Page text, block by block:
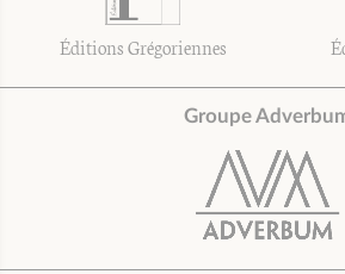
Éditions Grégoriennes
Groupe